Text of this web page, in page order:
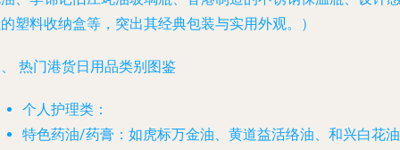
塑料收纳盒等，突出其经典包装与实用外观。）
热门港货日用品类别图鉴
个人护理类 ：
特色药油/药膏 ：如虎标万金油、黄道益活络油、和兴白花油